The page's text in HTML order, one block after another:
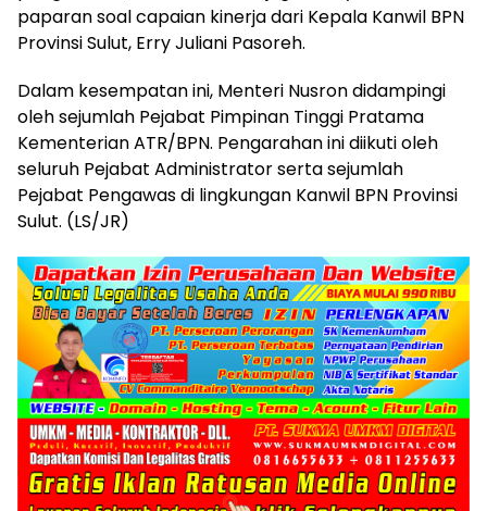
paparan soal capaian kinerja dari Kepala Kanwil BPN
Provinsi Sulut, Erry Juliani Pasoreh.
Dalam kesempatan ini, Menteri Nusron didampingi
oleh sejumlah Pejabat Pimpinan Tinggi Pratama
Kementerian ATR/BPN. Pengarahan ini diikuti oleh
seluruh Pejabat Administrator serta sejumlah
Pejabat Pengawas di lingkungan Kanwil BPN Provinsi
Sulut. (LS/JR)